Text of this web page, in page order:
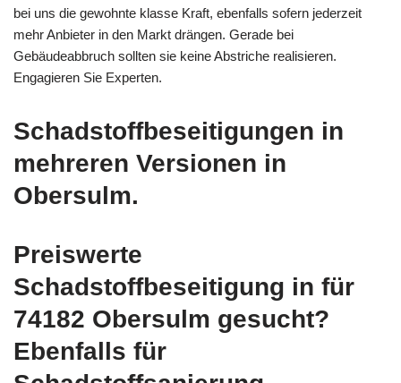
bei uns die gewohnte klasse Kraft, ebenfalls sofern jederzeit
mehr Anbieter in den Markt drängen. Gerade bei
Gebäudeabbruch sollten sie keine Abstriche realisieren.
Engagieren Sie Experten.
Schadstoffbeseitigungen in
mehreren Versionen in
Obersulm.
Preiswerte
Schadstoffbeseitigung in für
74182 Obersulm gesucht?
Ebenfalls für